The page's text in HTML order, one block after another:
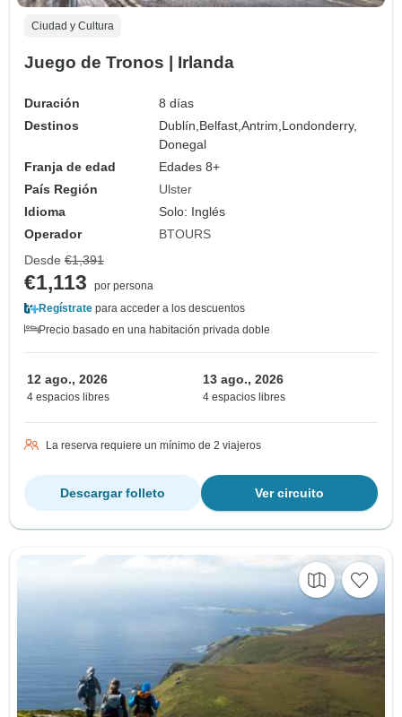
Ciudad y Cultura
Juego de Tronos | Irlanda
Duración
8 días
Destinos
Dublín, Belfast,Antrim, Londonderry,
Donegal
Franja de edad
Edades 8+
País Región
Ulster
Idioma
Solo: Inglés
Operador
BTOURS
Desde €1,391
€1,113
por persona
Regístrate para acceder a los descuentos
Precio basado en una habitación privada doble
12 ago., 2026
4 espacios libres
13 ago., 2026
4 espacios libres
La reserva requiere un mínimo de 2 viajeros
Ver circuito
Descargar folleto